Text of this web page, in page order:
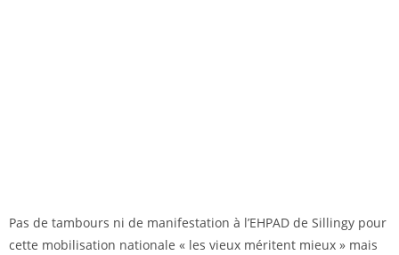
Pas de tambours ni de manifestation à l’EHPAD de Sillingy pour
cette mobilisation nationale « les vieux méritent mieux » mais